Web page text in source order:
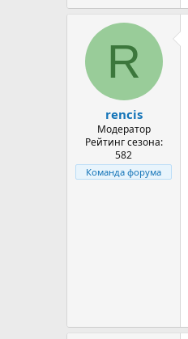
R
rencis
Модератор
Рейтинг сезона:
582
Команда форума